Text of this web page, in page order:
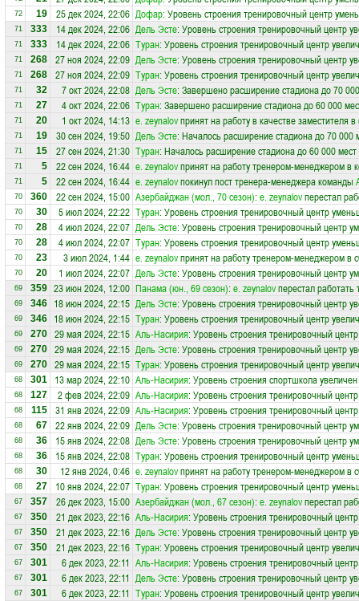
72 19 25 дек 2024, 22:06 Дофар: Уровень строения тренировочный центр
71 333 14 дек 2024, 22:06 Дель Эсте: Уровень строения тренировочный центр
71 333 14 дек 2024, 22:06 Туран: Уровень строения тренировочный центр
71 268 27 ноя 2024, 22:09 Дель Эсте: Уровень строения тренировочный центр
71 268 27 ноя 2024, 22:09 Туран: Уровень строения тренировочный центр
71 32 7 окт 2024, 22:08 Дель Эсте: Завершено расширение стадиона до 70
71 27 4 окт 2024, 22:06 Туран: Завершено расширение стадиона до 60 000
71 20 1 окт 2024, 14:13 e. zeynalovпринят на работу в качестве заместителя
71 19 30 сен 2024, 19:50 Дель Эсте: Началось расширение стадиона до 70 000
71 15 27 сен 2024, 21:30 Туран: Началось расширение стадиона до 60 000 мест
71 5 22 сен 2024, 16:44 e. zeynalovпринят на работу тренером-менеджером в
71 5 22 сен 2024, 16:44 e. zeynalovпокинул пост тренера-менеджера команды
70 360 22 сен 2024, 15:00 Азербайджан (мол., 70 сезон): e. zeynalovперестал
70 30 5 июл 2024, 22:22 Туран: Уровень строения тренировочный центр
70 28 4 июл 2024, 22:07 Дель Эсте: Уровень строения тренировочный центр
70 28 4 июл 2024, 22:07 Туран: Уровень строения тренировочный центр
70 23 3 июл 2024, 1:44 e. zeynalovпринят на работу тренером-менеджером в
70 20 1 июл 2024, 22:07 Дель Эсте: Уровень строения тренировочный центр
69 359 23 июн 2024, 12:00 Панама (юн., 69 сезон): e. zeynalovперестал
69 346 18 июн 2024, 22:15 Дель Эсте: Уровень строения тренировочный центр
69 346 18 июн 2024, 22:15 Туран: Уровень строения тренировочный центр
69 270 29 мая 2024, 22:15 Аль-Насирия: Уровень строения тренировочный
69 270 29 мая 2024, 22:15 Дель Эсте: Уровень строения тренировочный центр
69 270 29 мая 2024, 22:15 Туран: Уровень строения тренировочный центр
68 301 13 мар 2024, 22:10 Аль-Насирия: Уровень строения спортшкола
68 127 2 фев 2024, 22:09 Аль-Насирия: Уровень строения тренировочный
68 115 31 янв 2024, 22:09 Аль-Насирия: Уровень строения тренировочный
68 67 22 янв 2024, 22:09 Дель Эсте: Уровень строения тренировочный центр
68 36 15 янв 2024, 22:08 Дель Эсте: Уровень строения тренировочный центр
68 36 15 янв 2024, 22:08 Туран: Уровень строения тренировочный центр
68 30 12 янв 2024, 0:46 e. zeynalovпринят на работу тренером-менеджером в
68 27 10 янв 2024, 22:07 Туран: Уровень строения тренировочный центр
67 357 26 дек 2023, 15:00 Азербайджан (мол., 67 сезон): e. zeynalovперестал
67 350 21 дек 2023, 22:16 Аль-Насирия: Уровень строения тренировочный
67 350 21 дек 2023, 22:16 Дель Эсте: Уровень строения тренировочный центр
67 350 21 дек 2023, 22:16 Туран: Уровень строения тренировочный центр
67 301 6 дек 2023, 22:11 Аль-Насирия: Уровень строения тренировочный
67 301 6 дек 2023, 22:11 Дель Эсте: Уровень строения тренировочный центр
67 301 6 дек 2023, 22:11 Туран: Уровень строения тренировочный центр